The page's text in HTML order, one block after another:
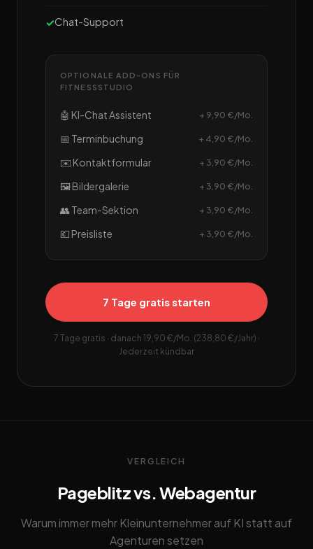
Chat-Support
OPTIONALE ADD-ONS FÜR
FITNESSSTUDIO
🤖 KI-Chat Assistent + 9,90 €/Mo.
📅 Terminbuchung + 4,90 €/Mo.
✉️ Kontaktformular + 3,90 €/Mo.
🖼️ Bildergalerie + 3,90 €/Mo.
👥 Team-Sektion + 3,90 €/Mo.
💶 Preisliste + 3,90 €/Mo.
7 Tage gratis starten
7 Tage gratis · danach 19,90 €/Mo. (238,80 €/Jahr) ·
Jederzeit kündbar
VERGLEICH
Pageblitz vs. Webagentur
Warum immer mehr Kleinunternehmer auf KI statt auf
Agenturen setzen